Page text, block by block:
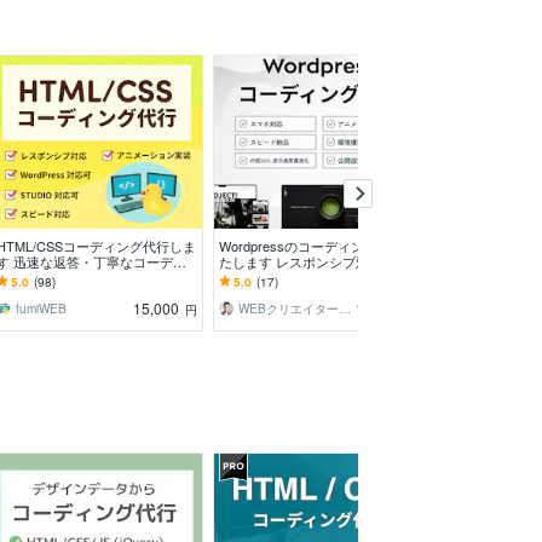
CSSコーディング代行しま
迅速な返答・丁寧なコーディ
グを心がけています
5.0 (98)
fumiWEB
15,000 円
Wordpressのコーディング代行い
たします レスポンシブ対応！SE
O対策！！アフターサポー
ト！！！
5.0 (17)
WEBクリエイター 二宮 15,000